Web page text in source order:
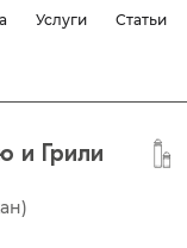
Услуги Статьи
и Грили